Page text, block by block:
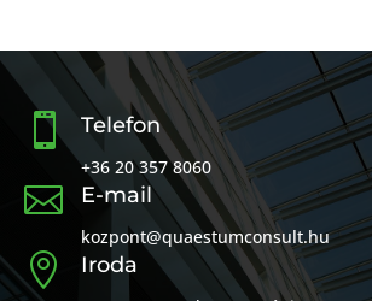
 Telefon
+36 20 357 8060
 E-mail
kozpont@quaestumconsult.hu
 Iroda